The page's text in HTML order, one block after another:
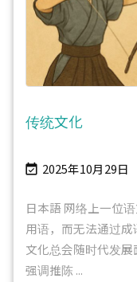
传统文化
 2025年10月29日
日本語 网络上一位
用语，而无法通过
文化总会随时代发
强调推陈 ...